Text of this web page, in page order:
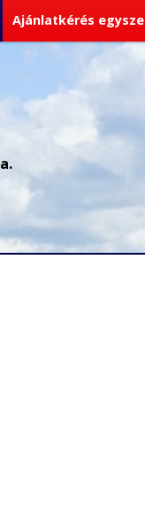
Ajánlatkérés